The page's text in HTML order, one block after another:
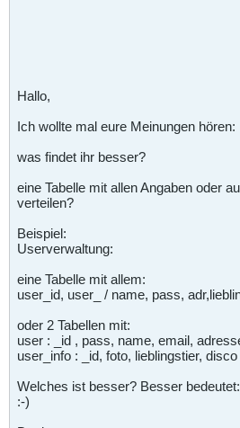
Hallo,
Ich wollte mal eure Meinungen hören:
was findet ihr besser?
eine Tabelle mit allen Angaben oder
verteilen?
Beispiel:
Userverwaltung:
eine Tabelle mit allem:
user_id, user_ / name, pass,
oder 2 Tabellen mit:
user : _id , pass, name, email,
user_info : _id, foto, lieblingstier, disco
Welches ist besser? Besser
:-)